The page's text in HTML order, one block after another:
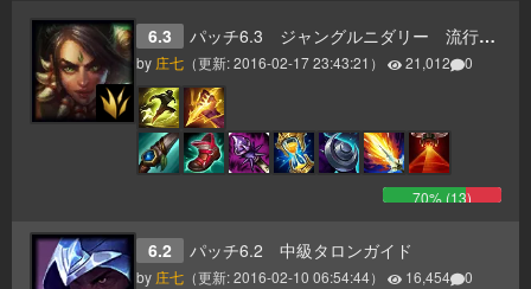
6.3 パッチ6.3 ジャングルニダリー 流行りのスタイル
by 庄七 （更新:2016-02-17 23:43:21 ） 21,012 0
70% (13)
6.2 パッチ6.2 中級タロンガイド
by 庄七 （更新:2016-02-10 06:54:44） 16,454 0